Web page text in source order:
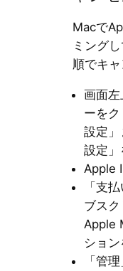
Macで
ミング
順でキャ
画面左
ーを
設定
設定」
Apple
「支
ブスク
Apple
ション
「管